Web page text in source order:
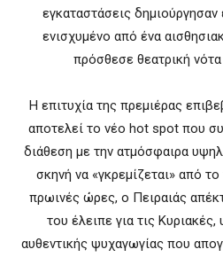
εγκαταστάσεις δημιούργησαν
ενισχυμένο από ένα
πρόσθεσε θεατρική
Η επιτυχία της πρεμιέρας
αποτελεί το νέο hot spot που
διάθεση με την ατμόσφαιρα
σκηνή να «γκρεμίζεται» από
πρωινές ώρες, ο Πειραιάς
του έλειπε για τις
αυθεντικής ψυχαγωγίας που